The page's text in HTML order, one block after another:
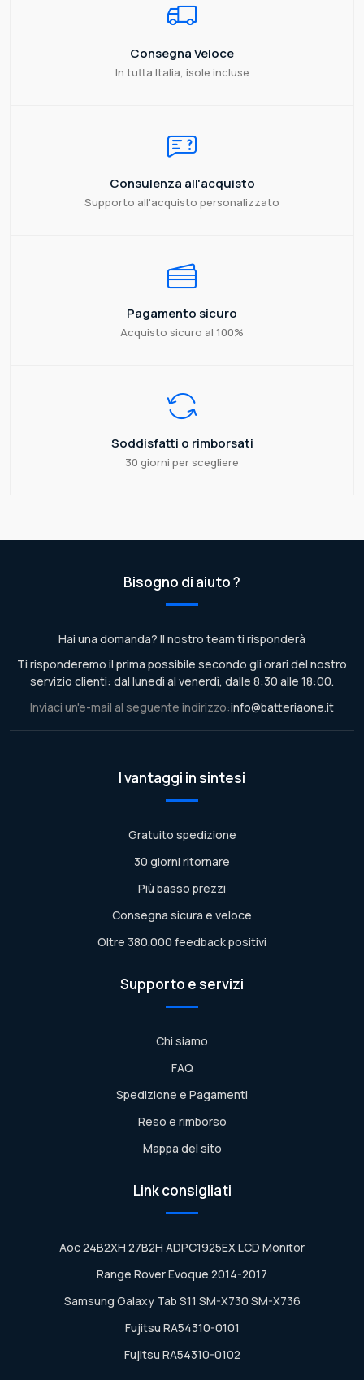
Consegna Veloce
In tutta Italia, isole incluse
Consulenza all'acquisto
Supporto all'acquisto personalizzato
Pagamento sicuro
Acquisto sicuro al 100%
Soddisfatti o rimborsati
30 giorni per scegliere
Bisogno di aiuto ?
Hai una domanda? Il nostro team ti risponderà
Ti risponderemo il prima possibile secondo gli orari del nostro
servizio clienti: dal lunedì al venerdì, dalle 8:30 alle 18:00.
Inviaci un'e-mail al seguente indirizzo:info@batteriaone.it
I vantaggi in sintesi
Gratuito spedizione
30 giorni ritornare
Più basso prezzi
Consegna sicura e veloce
Oltre 380.000 feedback positivi
Supporto e servizi
Chi siamo
FAQ
Spedizione e Pagamenti
Reso e rimborso
Mappa del sito
Link consigliati
Aoc 24B2XH 27B2H ADPC1925EX LCD Monitor
Range Rover Evoque 2014-2017
Samsung Galaxy Tab S11 SM-X730 SM-X736
Fujitsu RA54310-0101
Fujitsu RA54310-0102